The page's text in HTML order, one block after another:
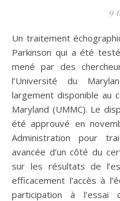
9
Un traitement échographique non invasif de la maladie de
Parkinson qui a été
mené par des
l’Université du
largement disponible au
Maryland (UMMC). Le
été approuvé en
Administration pour
avancée d’un côté du
sur les résultats de
efficacement l’accès à
participation à l’essai